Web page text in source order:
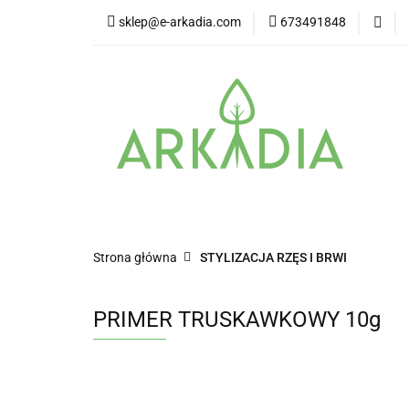
sklep@e-arkadia.com 673491848
Kategorie
Strona główna STYLIZACJA RZĘS I BRWI
PRIMER TRUSKAWKOWY 10g